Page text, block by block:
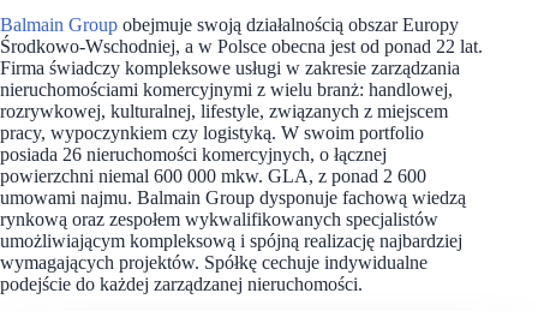
Balmain Group obejmuje swoją działalnością obszar Europy
Środkowo-Wschodniej, a w Polsce obecna jest od ponad 22 lat.
Firma świadczy kompleksowe usługi w zakresie zarządzania
nieruchomościami komercyjnymi z wielu branż: handlowej,
rozrywkowej, kulturalnej, lifestyle, związanych z miejscem
pracy, wypoczynkiem czy logistyką. W swoim portfolio
posiada 26 nieruchomości komercyjnych, o łącznej
powierzchni niemal 600 000 mkw. GLA, z ponad 2 600
umowami najmu. Balmain Group dysponuje fachową wiedzą
rynkową oraz zespołem wykwalifikowanych specjalistów
umożliwiającym kompleksową i spójną realizację najbardziej
wymagających projektów. Spółkę cechuje indywidualne
podejście do każdej zarządzanej nieruchomości.